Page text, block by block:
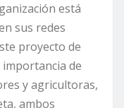
está
sus redes
proyecto de
de
y agricultoras,
ambos